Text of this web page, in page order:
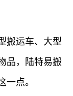
搬运车、大型
品，陆特易搬
点。